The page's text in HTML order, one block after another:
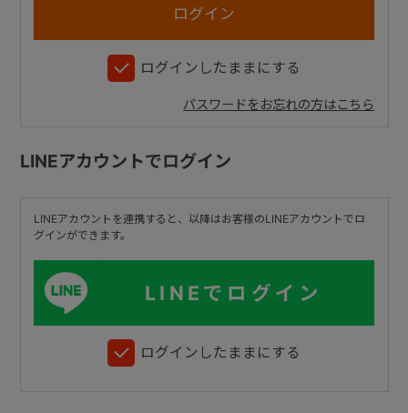
ログインしたままにする
パスワードをお忘れの方はこちら
LINEアカウントでログイン
LINEアカウントを連携すると、以降はお客様のLINEアカウントでロ
グインができます。
LINEでログイン
ログインしたままにする